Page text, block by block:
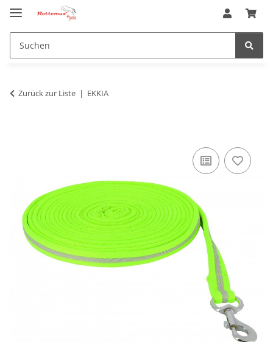
Zurück zur Liste EKKIA